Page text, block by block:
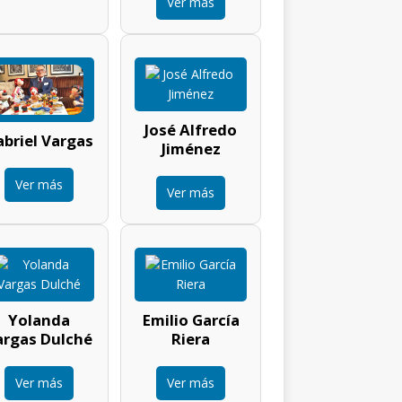
Vargas
Ver más
José Alfredo
Jiménez
Ver más
Yolanda
Dulché
Ver más
Emilio García
Riera
Ver más